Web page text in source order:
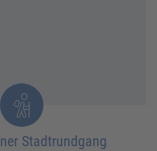
Stadtrundgang